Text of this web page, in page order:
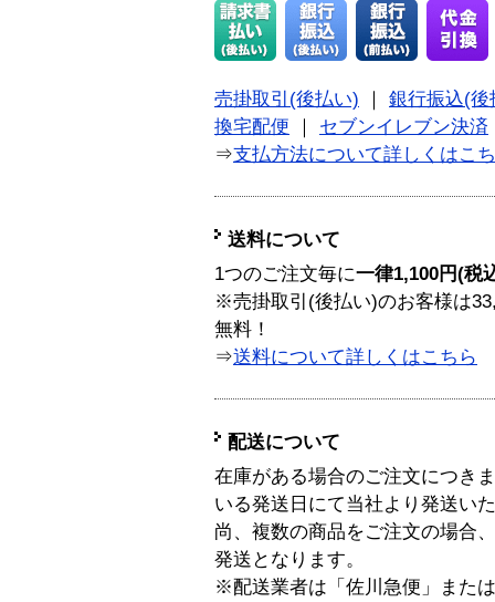
売掛取引(後払い) ｜ 銀行振込(後
換宅配便 ｜ セブンイレブン決済
⇒支払方法について詳しくはこ
送料について
1つのご注文毎に一律1,100円(税
※売掛取引(後払い)のお客様は
無料！
⇒送料について詳しくはこちら
配送について
在庫がある場合のご注文につき
いる発送日にて当社より発送い
尚、複数の商品をご注文の場合
発送となります。
※配送業者は「佐川急便」また